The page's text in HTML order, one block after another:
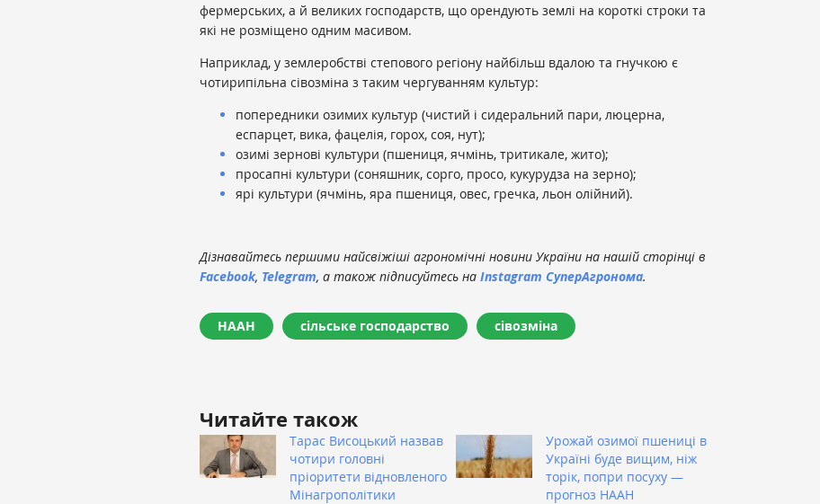
фермерських, а й великих господарств, що орендують землі на короткі строки та
які не розміщено одним масивом.
Наприклад, у землеробстві степового регіону найбільш вдалою та гнучкою є
чотирипільна сівозміна з таким чергуванням культур:
попередники озимих культур (чистий і сидеральний пари, люцерна,
еспарцет, вика, фацелія, горох, соя, нут);
озимі зернові культури (пшениця, ячмінь, тритикале, жито);
просапні культури (соняшник, сорго, просо, кукурудза на зерно);
ярі культури (ячмінь, яра пшениця, овес, гречка, льон олійний).
Дізнавайтесь першими найсвіжіші агрономічні новини України на нашій сторінці в
Facebook, Telegram, а також підписуйтесь на Instagram СуперАгронома.
НААН сільське господарство сівозміна
Читайте також
Тарас Висоцький назвав
чотири головні
пріоритети відновленого
Мінагрополітики
Урожай озимої пшениці в
Україні буде вищим, ніж
торік, попри посуху —
прогноз НААН